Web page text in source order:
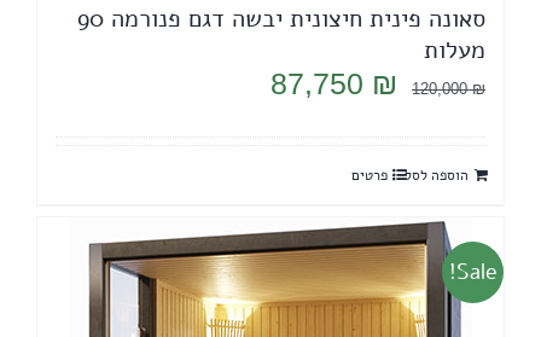
סאונה פינית חיצונית יבשה דגם פנורמה 90
מעלות
120,000₪
המחיר
היה:
120,000 ₪.
87,750 ₪
המחיר
הוא:
הוספה לסל פרטים
Sale!